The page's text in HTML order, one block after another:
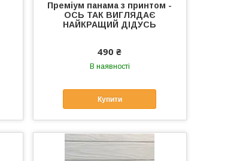
Преміум панама з принтом -
ОСЬ ТАК ВИГЛЯДАЄ
НАЙКРАЩИЙ ДІДУСЬ
490 ₴
В наявності
Купити